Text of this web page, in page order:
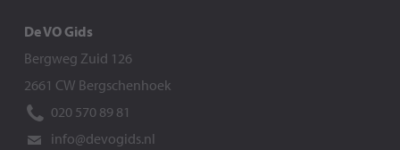
De VO Gids
Bergweg Zuid 126
2661 CW Bergschenhoek
020 570 89 81
info@devogids.nl